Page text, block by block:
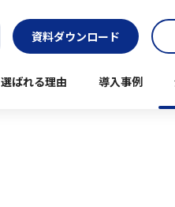
資料ダウンロード
選ばれる理由 導入事例